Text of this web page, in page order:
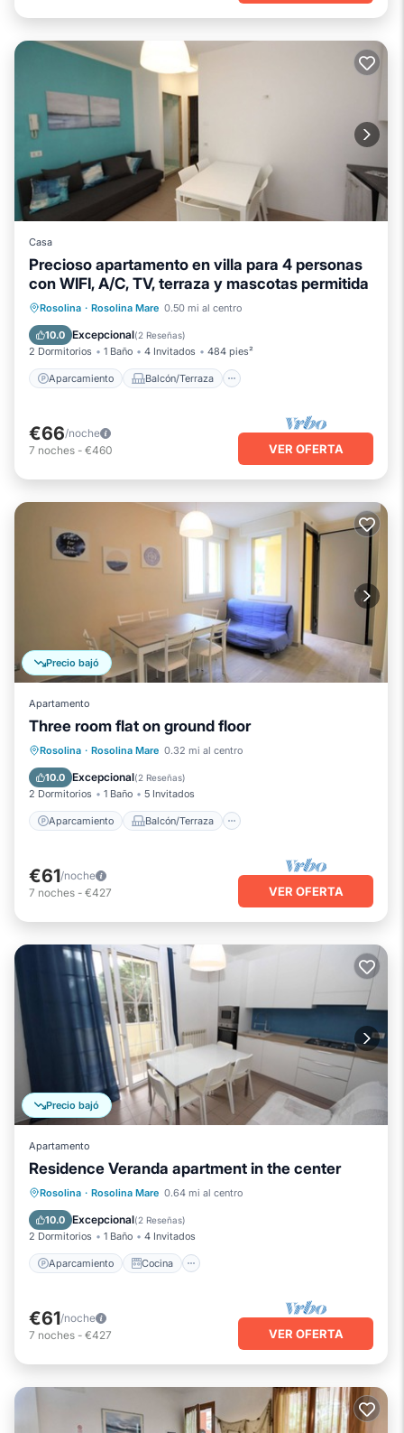
Casa
Precioso apartamento en villa para 4 personas
con WIFI, A/C, TV, terraza y mascotas permitida
Rosolina · Rosolina Mare 0.50 mi al centro
10.0 Excepcional(2 Reseñas)
2 Dormitorios 1 Baño 4 Invitados 484 pies²
Aparcamiento Balcón/Terraza
Aparcamiento
Balcón/Terraza
Cocina
Aire acondicionado
€66/noche
7 noches - €460 VER OFERTA
Precio bajó
Apartamento
Three room flat on ground floor
Rosolina · Rosolina Mare 0.32 mi al centro
10.0 Excepcional(2 Reseñas)
2 Dormitorios 1 Baño 5 Invitados
Aparcamiento Balcón/Terraza
Aparcamiento
Balcón/Terraza
Cocina
Aire acondicionado
€61/noche
7 noches - €427 VER OFERTA
Precio bajó
Apartamento
Residence Veranda apartment in the center
Rosolina · Rosolina Mare 0.64 mi al centro
10.0 Excepcional(2 Reseñas)
2 Dormitorios 1 Baño 4 Invitados
Aparcamiento Cocina
Aparcamiento
Cocina
Aire acondicionado
€61/noche
7 noches - €427 VER OFERTA